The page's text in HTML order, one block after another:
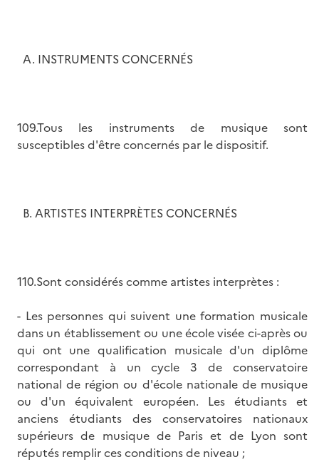
A. INSTRUMENTS CONCERNÉS
109.Tous les instruments de musique sont
susceptibles d'être concernés par le dispositif.
B. ARTISTES INTERPRÈTES CONCERNÉS
110.Sont considérés comme artistes interprètes :
- Les personnes qui suivent une formation musicale
dans un établissement ou une école visée ci-après ou
qui ont une qualification musicale d'un diplôme
correspondant à un cycle 3 de conservatoire
national de région ou d'école nationale de musique
ou d'un équivalent européen. Les étudiants et
anciens étudiants des conservatoires nationaux
supérieurs de musique de Paris et de Lyon sont
réputés remplir ces conditions de niveau ;